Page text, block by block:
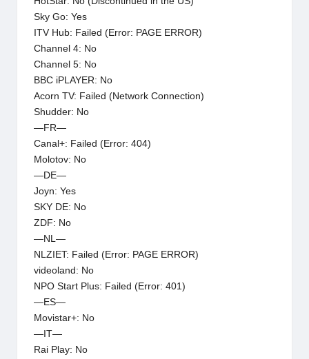
Sky Go: Yes
ITV Hub: Failed (Error: PAGE ERROR)
Channel 4: No
Channel 5: No
BBC iPLAYER: No
Acorn TV: Failed (Network Connection)
Shudder: No
—FR—
Canal+: Failed (Error: 404)
Molotov: No
—DE—
Joyn: Yes
SKY DE: No
ZDF: No
—NL—
NLZIET: Failed (Error: PAGE ERROR)
videoland: No
NPO Start Plus: Failed (Error: 401)
—ES—
Movistar+: No
—IT—
Rai Play: No